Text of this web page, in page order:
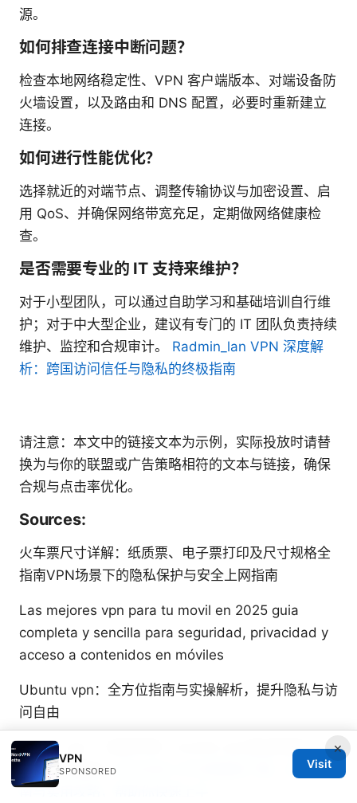
源。
如何排查连接中断问题？
检查本地网络稳定性、VPN 客户端版本、对端设备防
火墙设置，以及路由和 DNS 配置，必要时重新建立
连接。
如何进行性能优化？
选择就近的对端节点、调整传输协议与加密设置、启
用 QoS、并确保网络带宽充足，定期做网络健康检
查。
是否需要专业的 IT 支持来维护？
对于小型团队，可以通过自助学习和基础培训自行维
护；对于中大型企业，建议有专门的 IT 团队负责持续
维护、监控和合规审计。 Radmin_lan VPN 深度解
析：跨国访问信任与隐私的终极指南
请注意：本文中的链接文本为示例，实际投放时请替
换为与你的联盟或广告策略相符的文本与链接，确保
合规与点击率优化。
Sources:
火车票尺寸详解：纸质票、电子票打印及尺寸规格全
指南VPN场景下的隐私保护与安全上网指南
Las mejores vpn para tu movil en 2025 guia
completa y sencilla para seguridad, privacidad y
acceso a contenidos en móviles
Ubuntu vpn：全方位指南与实操解析，提升隐私与访
问自由
Proton vpn ⭐ 深度评测：mozilla vpn背后的强大技
术，你了解多少 RADMIN VPN电脑版下载：全面指
南与实用攻略，帮助你快速上手
×
VPN
SPONSORED
Visit